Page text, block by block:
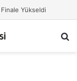
Finale Yükseldi